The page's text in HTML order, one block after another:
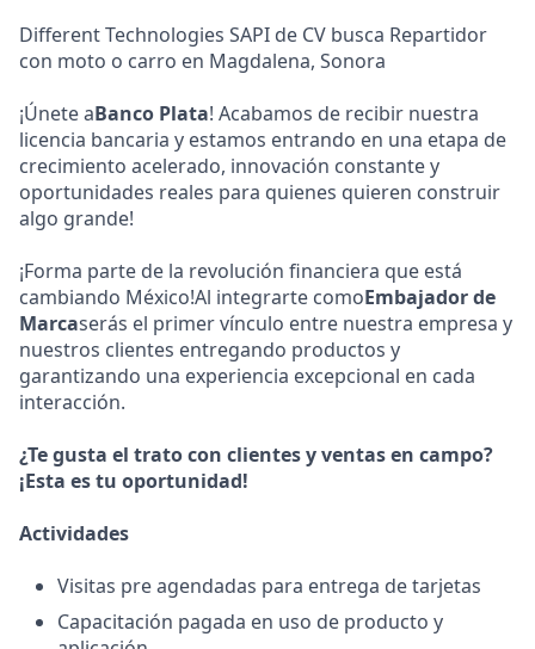
Different Technologies SAPI de CV busca Repartidor
con moto o carro en Magdalena, Sonora
¡Únete aBanco Plata! Acabamos de recibir nuestra
licencia bancaria y estamos entrando en una etapa de
crecimiento acelerado, innovación constante y
oportunidades reales para quienes quieren construir
algo grande!
¡Forma parte de la revolución financiera que está
cambiando México!Al integrarte comoEmbajador de
Marcaserás el primer vínculo entre nuestra empresa y
nuestros clientes entregando productos y
garantizando una experiencia excepcional en cada
interacción.
¿Te gusta el trato con clientes y ventas en campo?
¡Esta es tu oportunidad!
Actividades
Visitas pre agendadas para entrega de tarjetas
Capacitación pagada en uso de producto y